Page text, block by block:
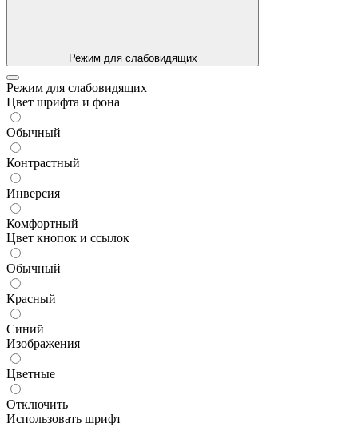
Режим для слабовидящих
Режим для слабовидящих
Цвет шрифта и фона
Обычный
Контрастный
Инверсия
Комфортный
Цвет кнопок и ссылок
Обычный
Красный
Синий
Изображения
Цветные
Отключить
Использовать шрифт